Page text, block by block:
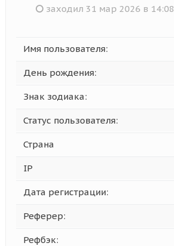
заходил 31 мар 2026 в 14:08
Имя пользователя:
День рождения:
Знак зодиака:
Статус пользователя:
Страна
IP
Дата регистрации:
Реферер:
Рефбэк: